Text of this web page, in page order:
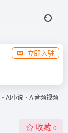
立即入驻
• AI小说 • AI音频视频
收藏 0